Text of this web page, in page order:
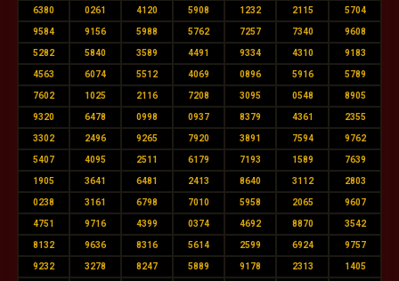
6380 0261 4120 5908 1232 2115 5704
9584 9156 5988 5762 7257 7340 9608
5282 5840 3589 4491 9334 4310 9183
4563 6074 5512 4069 0896 5916 5789
7602 1025 2116 7208 3095 0548 8905
9320 6478 0998 0937 8379 4361 2355
3302 2496 9265 7920 3891 7594 9762
5407 4095 2511 6179 7193 1589 7639
1905 3641 6481 2413 8640 3112 2803
0238 3161 6798 7010 5958 2065 9607
4751 9716 4399 0374 4692 8870 3542
8132 9636 8316 5614 2599 6924 9757
9232 3278 8247 5889 9178 2313 1405